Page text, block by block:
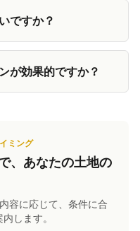
ですか？
が効果的ですか？
ミング
、あなたの土地の
容に応じて、条件に合
します。